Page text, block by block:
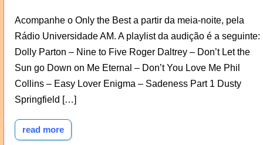
Acompanhe o Only the Best a partir da meia-noite, pela
Rádio Universidade AM. A playlist da audição é a seguinte:
Dolly Parton – Nine to Five Roger Daltrey – Don’t Let the
Sun go Down on Me Eternal – Don’t You Love Me Phil
Collins – Easy Lover Enigma – Sadeness Part 1 Dusty
Springfield […]
read more